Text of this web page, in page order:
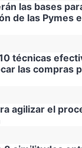
las bases
de las Pymes
técnicas
las compras
agilizar el